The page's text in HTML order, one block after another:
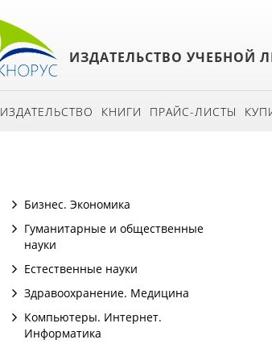
ИЗДАТЕЛЬСТВО УЧЕБНОЙ
ИЗДАТЕЛЬСТВО КНИГИ ПРАЙС-ЛИСТЫ
Бизнес. Экономика
Гуманитарные и общественные
науки
Естественные науки
Здравоохранение. Медицина
Компьютеры. Интернет.
Информатика